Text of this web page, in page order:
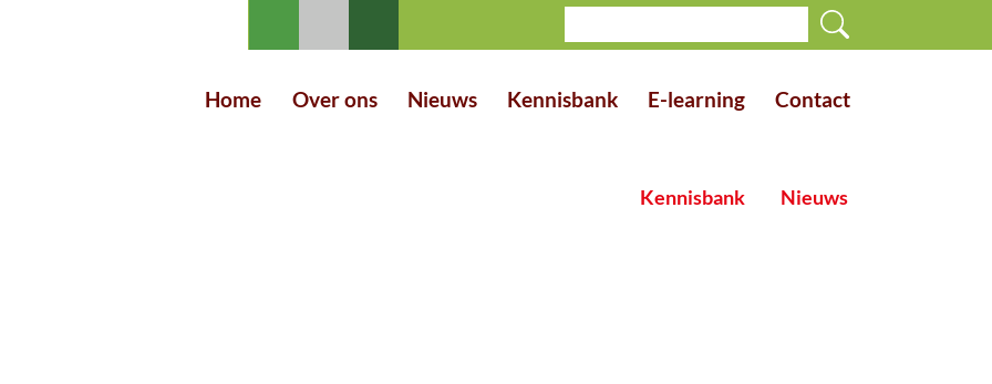
Home Over ons Nieuws Kennisbank E-learning Contact
Kennisbank Nieuws